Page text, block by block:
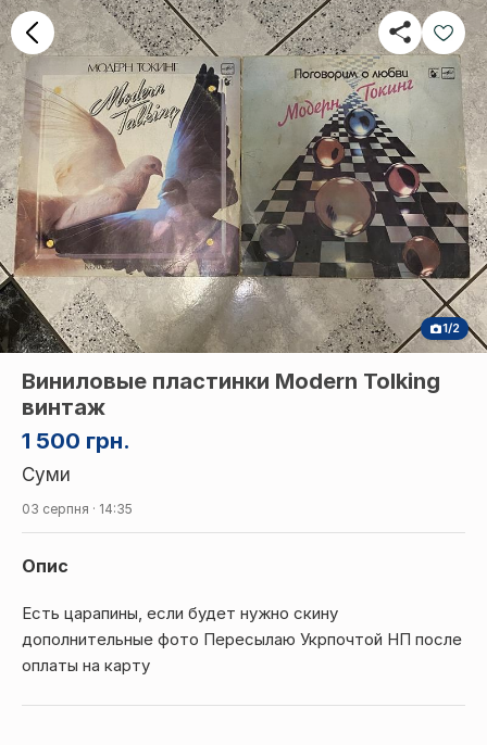
1/2
1 500 грн.
Виниловые пластинки Modern Tolking
винтаж
Суми
03 серпня · 14:35
Опис
Есть царапины, если будет нужно скину
дополнительные фото Пересылаю Укрпочтой НП после
оплаты на карту